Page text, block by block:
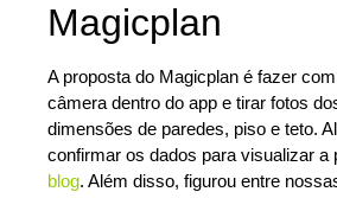
Magicplan
A proposta do Magicplan é fazer
câmera dentro do app e tirar fotos
dimensões de paredes, piso e teto.
confirmar os dados para visualizar a
blog. Além disso, figurou entre